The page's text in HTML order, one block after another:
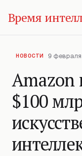
Время
НОВОСТИ 9
Amazon
$100